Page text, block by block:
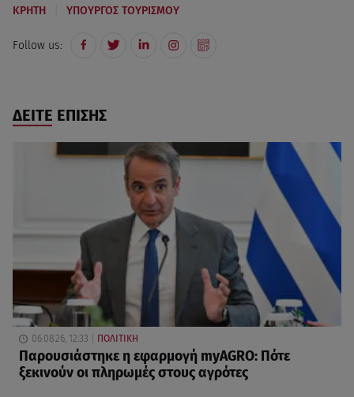
ΚΡΗΤΗ ΥΠΟΥΡΓΟΣ ΤΟΥΡΙΣΜΟΥ
Follow us:
ΔΕΙΤΕ ΕΠΙΣΗΣ
06.08.26, 12:33 ΠΟΛΙΤΙΚΗ
Παρουσιάστηκε η εφαρμογή myAGRO: Πότε
ξεκινούν οι πληρωμές στους αγρότες